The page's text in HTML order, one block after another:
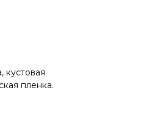
кустовая
пленка.